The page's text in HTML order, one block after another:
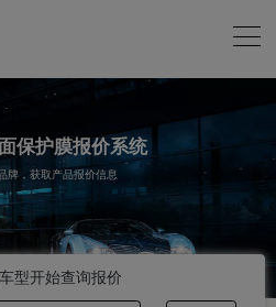
保护膜报价系统
牌，获取产品报价信息
型开始查询报价